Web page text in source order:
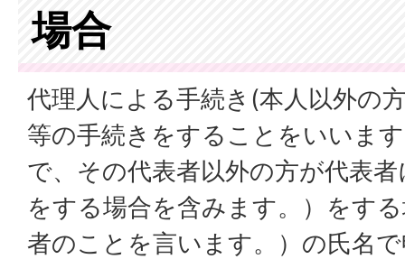
場合
代理人による手続き(本人以外の
等の手続きをすることをいいま
で、その代表者以外の方が代表
をする場合を含みます。）をす
者のことを言います。）の氏名